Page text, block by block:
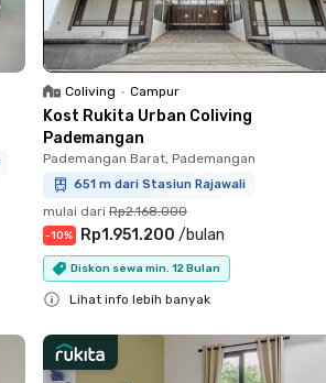
Coliving • Campur
Kost Rukita Urban Coliving
Pademangan
Pademangan Barat, Pademangan
651 m dari Stasiun Rajawali
mulai dari Rp2.168.000
-10% Rp1.951.200 /bulan
Diskon sewa min. 12 Bulan
Lihat info lebih banyak